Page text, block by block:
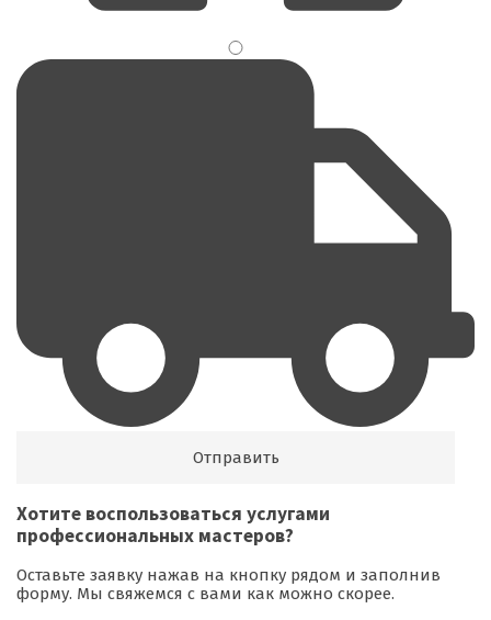
Хотите воспользоваться услугами
профессиональных мастеров?
Оставьте заявку нажав на кнопку рядом и заполнив
форму. Мы свяжемся с вами как можно скорее.